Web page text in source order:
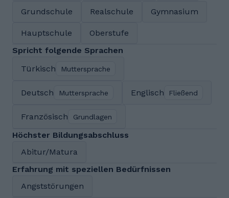
Grundschule Realschule Gymnasium
Hauptschule
Oberstufe
Spricht folgende Sprachen
Türkisch
Muttersprache
Deutsch Muttersprache Englisch Fließend
Französisch Grundlagen
Höchster Bildungsabschluss
Abitur/Matura
Erfahrung mit speziellen Bedürfnissen
Angststörungen